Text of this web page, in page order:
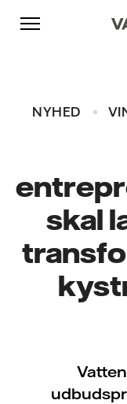
Skift til indhold
Gå til
Gå til sidefod
NYHED
skal
Gå til